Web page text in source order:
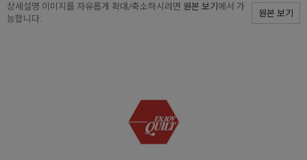
상세설명 이미지를 자유롭게 확대/축소하시려면 원본 보기 에서 가
능합니다.
원본 보기